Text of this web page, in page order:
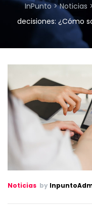
InPunto>Noticias >
decisiones: ¿Cómo
Noticias by